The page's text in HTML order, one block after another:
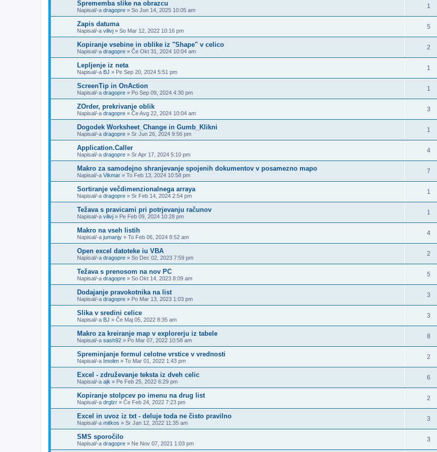
Sprememba slike na obrazcu
Napisal/-a dragopre » So Jun 14, 2025 10:05 am
1
Zapis datuma
Napisal/-a vilivj » So Mar 12, 2022 10:16 pm
5
Kopiranje vsebine in oblike iz "Shape" v celico
Napisal/-a dragopre » Če Okt 31, 2024 10:04 am
2
Lepljenje iz neta
Napisal/-a BJ » Pe Sep 20, 2024 5:51 pm
1
ScreenTip in OnAction
Napisal/-a dragopre » Po Sep 09, 2024 4:30 pm
1
ZOrder, prekrivanje oblik
Napisal/-a dragopre » Če Avg 22, 2024 10:04 am
3
Dogodek Worksheet_Change in Gumb_Klikni
Napisal/-a dragopre » Sr Jun 26, 2024 9:56 pm
1
Application.Caller
Napisal/-a dragopre » Sr Apr 17, 2024 5:10 pm
4
Makro za samodejno shranjevanje spojenih dokumentov v posamezno mapo
Napisal/-a Vikmar » To Feb 13, 2024 10:58 pm
7
Sortiranje večdimenzionalnega arraya
Napisal/-a dragopre » Sr Feb 14, 2024 2:54 pm
1
Težava s pravicami pri potrjevanju računov
Napisal/-a vilivj » Pe Feb 09, 2024 10:28 pm
1
Makro na vseh listih
Napisal/-a jumanjy » To Feb 06, 2024 8:52 am
4
Open excel datoteke iu VBA
Napisal/-a dragopre » So Dec 02, 2023 7:59 pm
2
Težava s prenosom na nov PC
Napisal/-a dragopre » So Okt 14, 2023 8:09 am
5
Dodajanje pravokotnika na list
Napisal/-a dragopre » Po Mar 13, 2023 1:03 pm
3
Slika v sredini celice
Napisal/-a BJ » Če Maj 05, 2022 8:35 am
3
Makro za kreiranje map v explorerju iz tabele
Napisal/-a sash92 » Po Mar 07, 2022 10:58 am
8
Spreminjanje formul celotne vrstice v vrednosti
Napisal/-a Imolim » To Mar 01, 2022 1:43 pm
2
Excel - združevanje teksta iz dveh celic
Napisal/-a ajk » Pe Feb 25, 2022 6:29 pm
6
Kopiranje stolpcev po imenu na drug list
Napisal/-a drglzr » Če Feb 24, 2022 7:23 pm
2
Excel in uvoz iz txt - deluje toda ne čisto pravilno
Napisal/-a mitkos » Sr Jan 12, 2022 11:35 am
3
SMS sporočilo
Napisal/-a dragopre » Ne Nov 07, 2021 1:03 pm
3